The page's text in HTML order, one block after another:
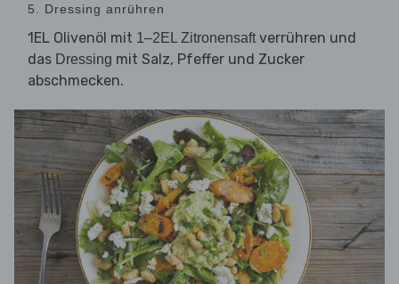
5. Dressing anrühren
1EL Olivenöl mit 1–2EL Zitronensaftverrühren und
das Dressing mit Salz, Pfeffer und Zucker
abschmecken.